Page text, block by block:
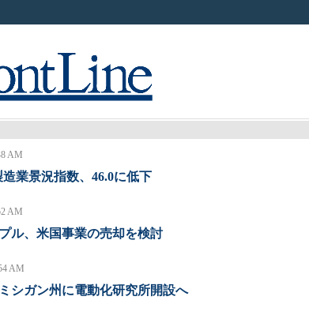
AM
業景況指数、46.0に低下
AM
ル、米国事業の売却を検討
AM
シガン州に電動化研究所開設へ